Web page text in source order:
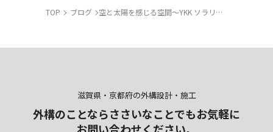
TOP ブログ 空と太陽を感じる空間～YKK ソラリアシリーズ～
滋賀県・京都府の外構設計・施工
外構のことならささいなことでもお気軽に